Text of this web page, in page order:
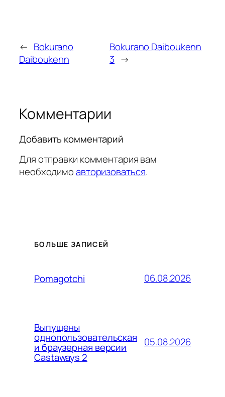
← Bokurano
Daiboukenn
Bokurano Daiboukenn
3 →
Комментарии
Добавить комментарий
Для отправки комментария вам
необходимоавторизоваться.
БОЛЬШЕ ЗАПИСЕЙ
Pomagotchi 06.08.2026
Выпущены
однопользовательская
и браузерная версии
Castaways 2
05.08.2026